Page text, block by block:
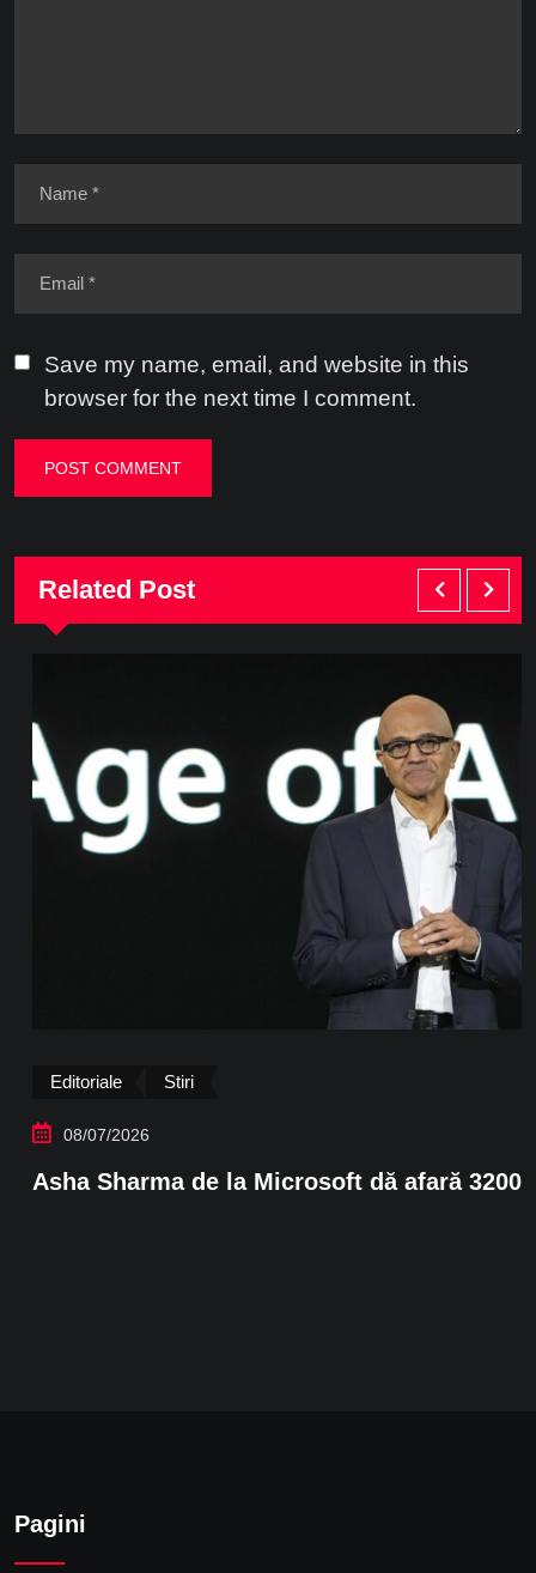
Save my name, email, and website in this
browser for the next time I comment.
Related Post
Editoriale Stiri
08/07/2026
Asha Sharma de la Microsoft dă afară 3200
Pagini